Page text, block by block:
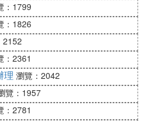
：1799
：1826
2152
：2361
理 瀏覽：2042
覽：1957
：2781